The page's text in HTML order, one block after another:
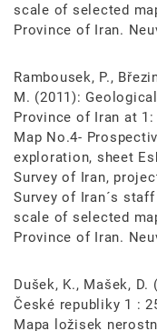
scale of selected
Province of Iran.
Rambousek, P.,
M. (2011):
Province of Iran at
Map No.4-
exploration, sheet
Survey of Iran,
Survey of Iran´s
scale of selected
Province of Iran.
Dušek, K., Mašek,
České republiky 1 :
Mapa ložisek